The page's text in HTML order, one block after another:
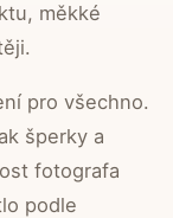
měkké
pro všechno.
šperky a
fotografa
podle